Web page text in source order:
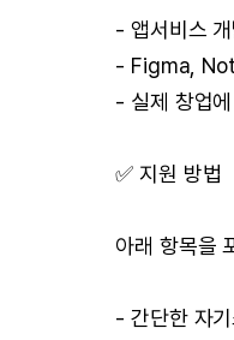
- 앱서비스
- Figma,
- 실제 창업
✅ 지원 방법
아래 항목을
- 간단한 자